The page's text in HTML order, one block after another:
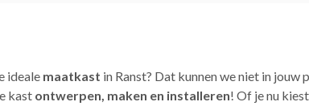
ideale maatkast in Ranst? Dat kunnen we niet in jouw
kast ontwerpen, maken en installeren! Of je nu